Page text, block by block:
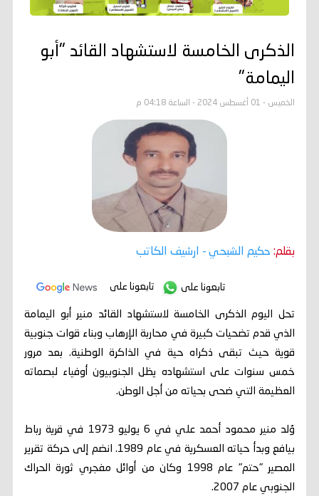
الذكرى الخامسة لاستشهاد القائد "أبو
اليمامة"
الخميس - 01 أغسطس 2024 - الساعة 04:18 م
بقلم: حكيم الشبحي - ارشيف الكاتب
تابعونا على تابعونا على
تحل اليوم الذكرى الخامسة لاستشهاد القائد منير أبو اليمامة
الذي قدم تضحيات كبيرة في محاربة الإرهاب وبناء قوات جنوبية
قوية حيث تبقى ذكراه حية في الذاكرة الوطنية. بعد مرور
خمس سنوات على استشهاده يظل الجنوبيون أوفياء لبصماته
العظيمة التي ضحى بحياته من أجل الوطن.
وُلد منير محمود أحمد علي في 6 يوليو 1973 في قرية رباط
بيافع وبدأ حياته العسكرية في عام 1989. انضم إلى حركة تقرير
المصير "حتم" عام 1998 وكان من أوائل مفجري ثورة الحراك
الجنوبي عام 2007.